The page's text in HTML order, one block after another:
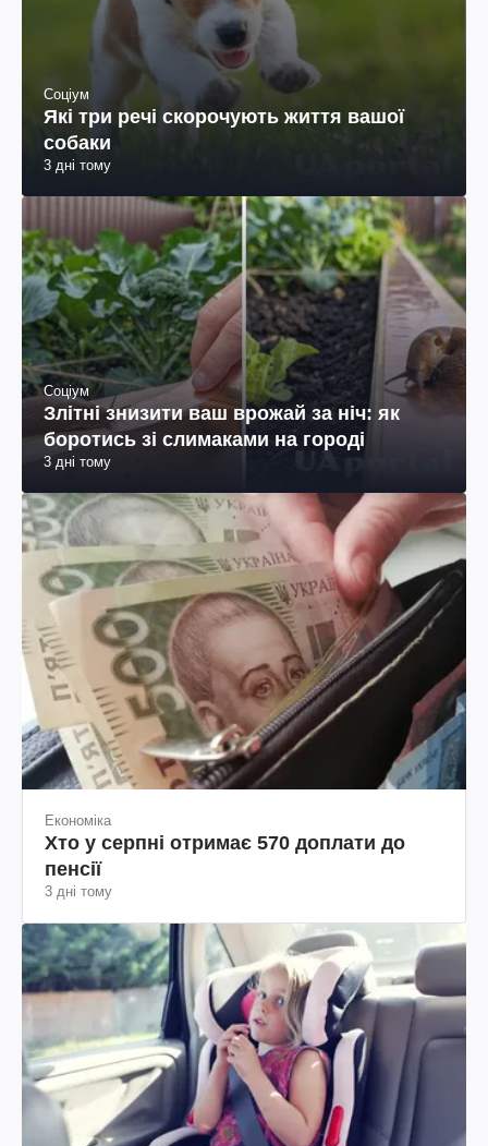
Соціум
Які три речі скорочують життя вашої
собаки
3 дні тому
Соціум
Злітні знизити ваш врожай за ніч: як
боротись зі слимаками на городі
3 дні тому
Економіка
Хто у серпні отримає 570 доплати до
пенсії
3 дні тому